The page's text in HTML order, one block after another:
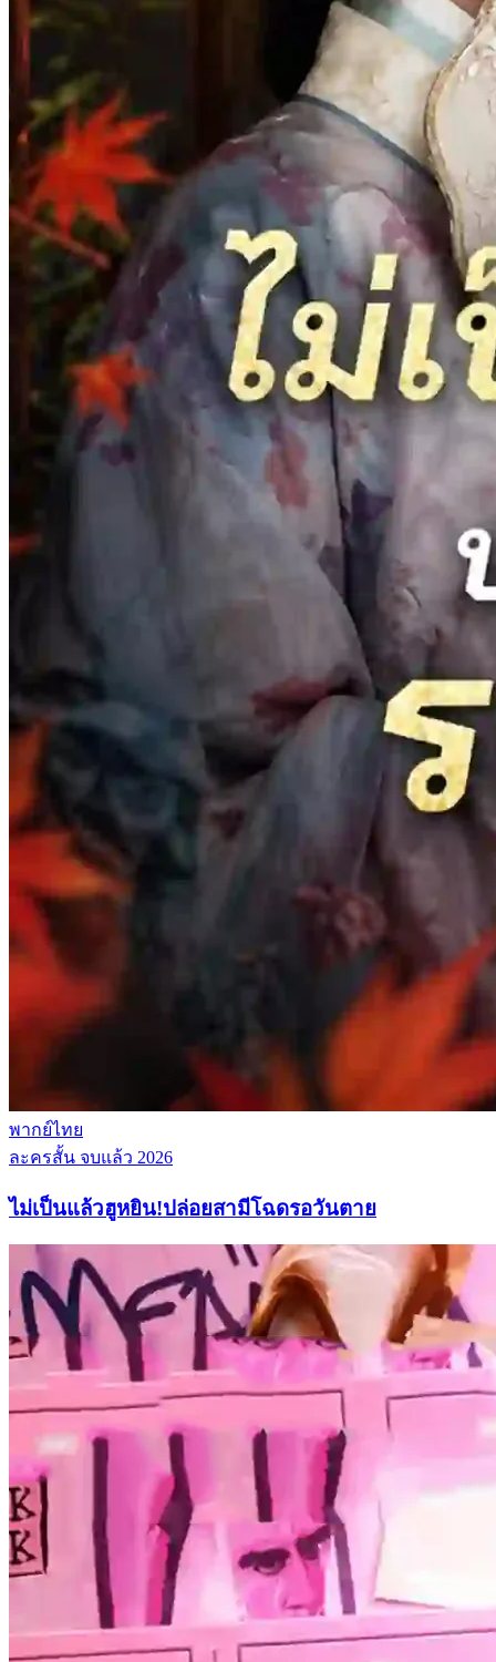
พากย์ไทย
ละครสั้น จบแล้ว 2026
ไม่เป็นแล้วฮูหยิน!ปล่อยสามีโฉดรอวันตาย